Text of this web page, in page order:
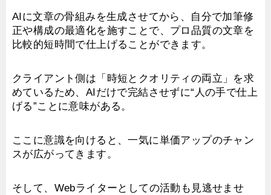
AIに文章の骨組みを生成させてから、自分で加筆修
正や構成の最適化を施すことで、プロ品質の文章を
比較的短時間で仕上げることができます。
クライアント側は「時短とクオリティの両立」を求
めているため、AIだけで完結させずに“人の手で仕上
げる”ことに意味がある。
ここに意識を向けると、一気に単価アップのチャン
スが広がってきます。
そして、Webライターとしての活動も見逃せませ